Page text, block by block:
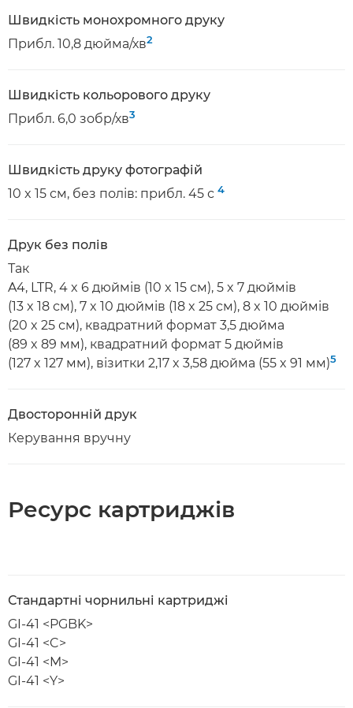
Швидкість монохромного друку
Прибл. 10,8 дюйма/хв2
Швидкість кольорового друку
Прибл. 6,0 зобр/хв3
Швидкість друку фотографій
10 x 15 см, без полів: прибл. 45 с 4
Друк без полів
Так
A4, LTR, 4 x 6 дюймів (10 x 15 см), 5 x 7 дюймів
(13 x 18 см), 7 x 10 дюймів (18 x 25 см), 8 x 10 дюймів
(20 x 25 см), квадратний формат 3,5 дюйма
(89 x 89 мм), квадратний формат 5 дюймів
(127 x 127 мм), візитки 2,17 x 3,58 дюйма (55 x 91 мм)5
Двосторонній друк
Керування вручну
Ресурс картриджів
Стандартні чорнильні картриджі
GI-41 <PGBK>
GI-41 <C>
GI-41 <M>
GI-41 <Y>